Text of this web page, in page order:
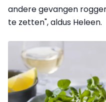
andere gevangen
te zetten", aldus Heleen.